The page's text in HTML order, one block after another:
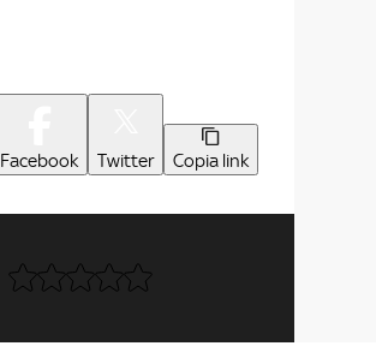
Facebook Twitter Copia link